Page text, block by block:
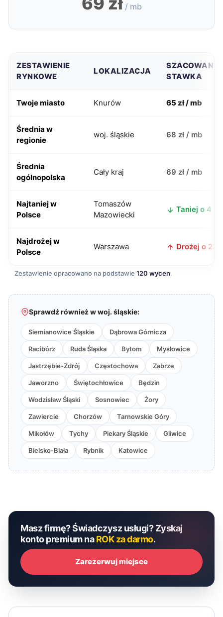
/ mb
ZESTAWIENIE
RYNKOWE
LOKALIZACJA
SZACOWANA
STAWKA
Twoje miasto Knurów 65 zł / mb
Średnia w
regionie
woj. śląskie 68 zł / mb
Średnia
ogólnopolska
Cały kraj 69 zł / mb
Najtaniej w
Polsce
Tomaszów
Mazowiecki
Taniej o 4 zł
Najdrożej w
Polsce
Warszawa Drożej o 23
Zestawienie opracowano na podstawie 120 wycen.
Sprawdź również w woj. śląskie:
Siemianowice Śląskie Dąbrowa Górnicza
Racibórz Ruda Śląska Bytom Mysłowice
Jastrzębie-Zdrój Częstochowa Zabrze
Jaworzno Świętochłowice Będzin
Wodzisław Śląski Sosnowiec Żory
Zawiercie Chorzów Tarnowskie Góry
Mikołów Tychy Piekary Śląskie Gliwice
Bielsko-Biała Rybnik Katowice
Masz firmę? Świadczysz usługi? Zyskaj
konto premium naROK za darmo.
Zarezerwuj miejsce